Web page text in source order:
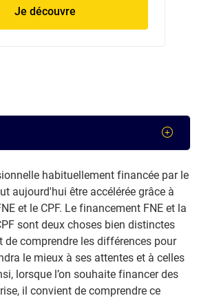
habituellement financée par le
aujourd'hui être accélérée grâce à
et le CPF. Le financement FNE et la
sont deux choses bien distinctes
de comprendre les différences pour
le mieux à ses attentes et à celles
lorsque l’on souhaite financer des
il convient de comprendre ce
Je découvre